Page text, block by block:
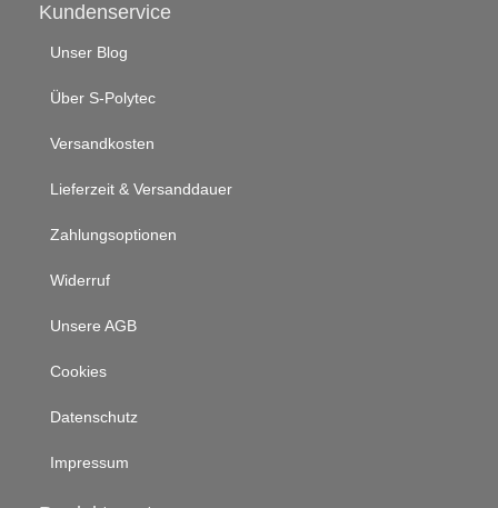
Kundenservice
Unser Blog
Über S-Polytec
Versandkosten
Lieferzeit & Versanddauer
Zahlungsoptionen
Widerruf
Unsere AGB
Cookies
Datenschutz
Impressum